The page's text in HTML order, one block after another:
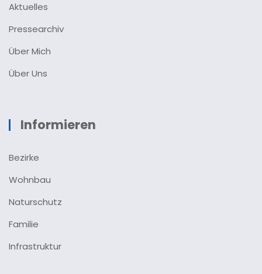
Aktuelles
Pressearchiv
Über Mich
Über Uns
Informieren
Bezirke
Wohnbau
Naturschutz
Familie
Infrastruktur